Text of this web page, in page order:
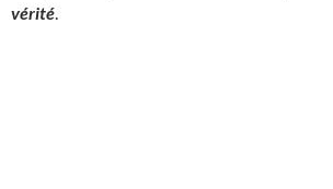
vérité